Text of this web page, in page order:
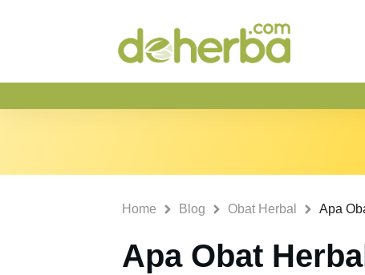
Home Blog Obat Herbal Apa
Apa Obat